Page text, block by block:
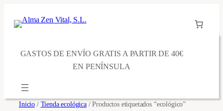
GASTOS DE ENVÍO GRATIS A PARTIR DE 40€
EN PENÍNSULA
Inicio / Tienda ecológica/ Productos etiquetados “ecológico”